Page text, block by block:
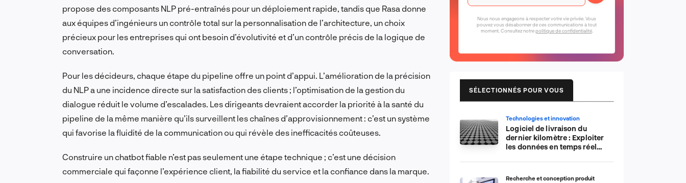
propose des composants NLP pré-entraînés pour un déploiement rapide, tandis que Rasa donne
aux équipes d’ingénieurs un contrôle total sur la personnalisation de l’architecture, un choix
précieux pour les entreprises qui ont besoin d’évolutivité et d’un contrôle précis de la logique de
conversation.
Pour les décideurs, chaque étape du pipeline offre un point d’appui. L’amélioration de la précision
du NLP a une incidence directe sur la satisfaction des clients ; l’optimisation de la gestion du
dialogue réduit le volume d’escalades. Les dirigeants devraient accorder la priorité à la santé du
pipeline de la même manière qu’ils surveillent les chaînes d’approvisionnement : c’est un système
qui favorise la fluidité de la communication ou qui révèle des inefficacités coûteuses.
Construire un chatbot fiable n’est pas seulement une étape technique ; c’est une décision
commerciale qui façonne l’expérience client, la fiabilité du service et la confiance dans la marque.
Nous nous engageons à respecter votre vie privée. Vous
pouvez vous désabonner de ces communications à tout
moment. Consultez notrepolitique de confidentialité.
SÉLECTIONNÉS POUR VOUS
Technologies et innovation
Logiciel de livraison du
dernier kilomètre : Exploiter
les données en temps réel
Recherche et conception produit